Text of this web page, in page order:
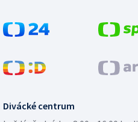
Divácké centrum